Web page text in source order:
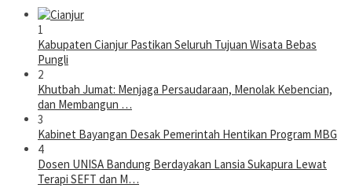
1
Kabupaten Cianjur Pastikan Seluruh Tujuan Wisata Bebas
Pungli
2
Khutbah Jumat: Menjaga Persaudaraan, Menolak Kebencian,
dan Membangun …
3
Kabinet Bayangan Desak Pemerintah Hentikan Program MBG
4
Dosen UNISA Bandung Berdayakan Lansia Sukapura Lewat
Terapi SEFT dan M…